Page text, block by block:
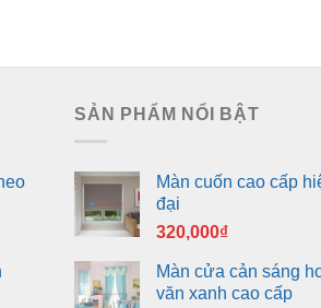
SẢN PHẨM NỔI BẬT
Màn cuốn cao cấp
đại
320,000₫
Màn cửa cản sáng
văn xanh cao cấp